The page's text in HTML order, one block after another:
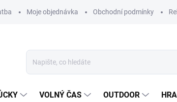
Moje objednávka Obchodní podmínky
VOLNÝ ČAS OUTDOOR